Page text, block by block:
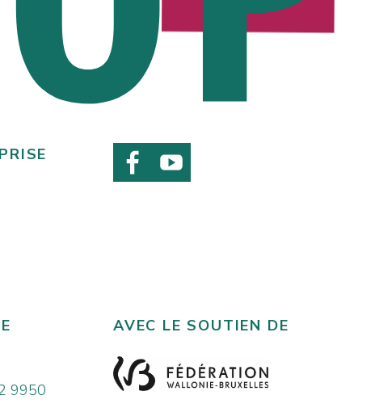
9950
AVEC LE SOUTIEN DE